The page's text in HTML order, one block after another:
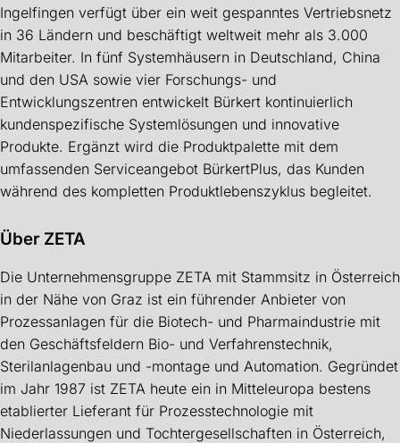
Ingelfingen verfügt über ein weit gespanntes Vertriebsnetz
in 36 Ländern und beschäftigt weltweit mehr als 3.000
Mitarbeiter. In fünf Systemhäusern in Deutschland, China
und den USA sowie vier Forschungs- und
Entwicklungszentren entwickelt Bürkert kontinuierlich
kundenspezifische Systemlösungen und innovative
Produkte. Ergänzt wird die Produktpalette mit dem
umfassenden Serviceangebot BürkertPlus, das Kunden
während des kompletten Produktlebenszyklus begleitet.
Über ZETA
Die Unternehmensgruppe ZETA mit Stammsitz in Österreich
in der Nähe von Graz ist ein führender Anbieter von
Prozessanlagen für die Biotech- und Pharmaindustrie mit
den Geschäftsfeldern Bio- und Verfahrenstechnik,
Sterilanlagenbau und -montage und Automation. Gegründet
im Jahr 1987 ist ZETA heute ein in Mitteleuropa bestens
etablierter Lieferant für Prozesstechnologie mit
Niederlassungen und Tochtergesellschaften in Österreich,